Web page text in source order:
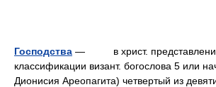
Господства — в христ.
классификации визант. богослова 5 или
Дионисия Ареопагита) четвертый из